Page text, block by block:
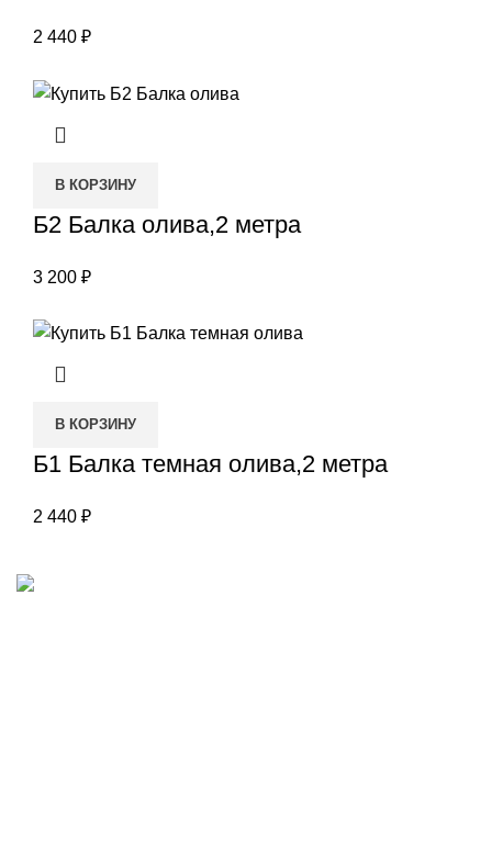
2 440 ₽
В КОРЗИНУ
Б2 Балка олива,2 метра
3 200 ₽
В КОРЗИНУ
Б1 Балка темная олива,2 метра
2 440 ₽